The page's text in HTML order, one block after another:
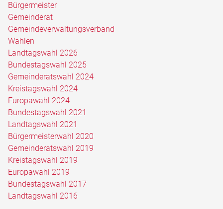
Bürgermeister
Gemeinderat
Gemeindeverwaltungsverband
Wahlen
Landtagswahl 2026
Bundestagswahl 2025
Gemeinderatswahl 2024
Kreistagswahl 2024
Europawahl 2024
Bundestagswahl 2021
Landtagswahl 2021
Bürgermeisterwahl 2020
Gemeinderatswahl 2019
Kreistagswahl 2019
Europawahl 2019
Bundestagswahl 2017
Landtagswahl 2016